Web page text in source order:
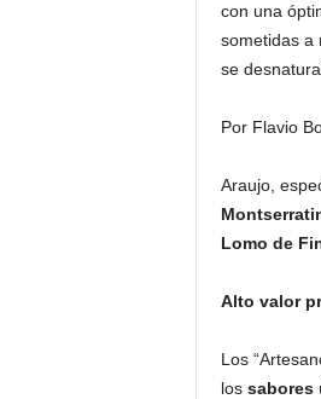
con una
sometidas a
se
Por Flavio
Araujo,
Lomo de
Alto valor
Los
los sabores